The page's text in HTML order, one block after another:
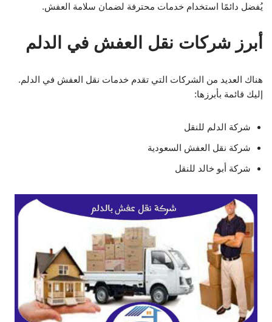
يُفضل دائمًا استخدام خدمات محترفة لضمان سلامة العفش.
أبرز شركات نقل العفش في الدلم
هناك العديد من الشركات التي تقدم خدمات نقل العفش في الدلم.
إليك قائمة بأبرزها:
شركة الدلم للنقل
شركة نقل العفش السعودية
شركة أبو خالد للنقل